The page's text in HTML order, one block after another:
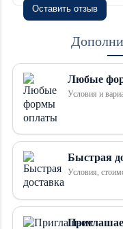
Оставить отзыв
Любые
Условия и
Быстрая
Условия,